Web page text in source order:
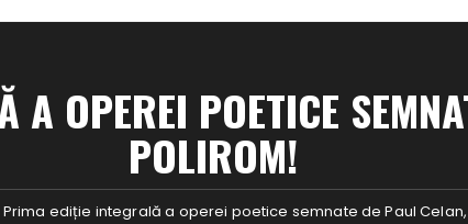
A OPEREI POETICE
POLIROM!
Prima ediție integrală a operei poetice semnate de Paul